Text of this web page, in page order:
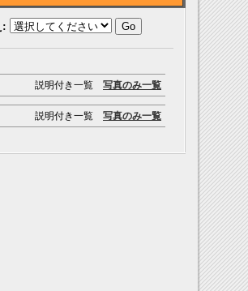
:
説明付き一覧 写真のみ一覧
説明付き一覧 写真のみ一覧